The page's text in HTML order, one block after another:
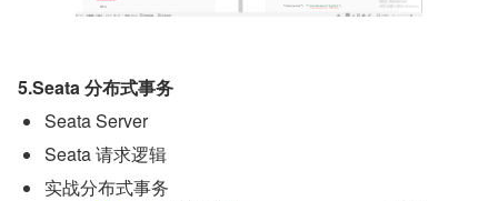
5.Seata 分布式事务
Seata Server
Seata 请求逻辑
实战分布式事务